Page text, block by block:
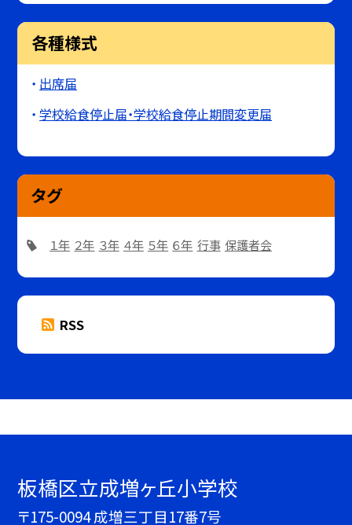
各種様式
出席届
学校給食停止届・学校給食停止期間変更届
タグ
１年 ２年 ３年 ４年 ５年 ６年 行事 保護者会
RSS
板橋区立成増ヶ丘小学校
〒175-0094 成増三丁目17番7号